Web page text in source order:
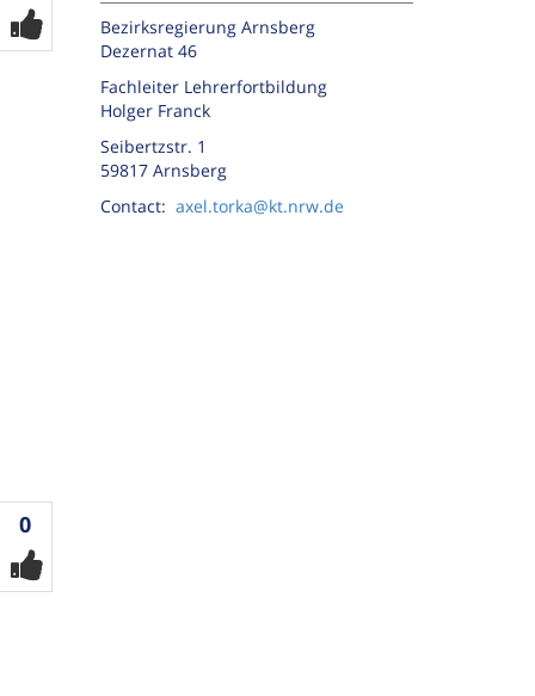
0Votes
Bezirksregierung Arnsberg
Dezernat 46
Fachleiter Lehrerfortbildung
Holger Franck
Seibertzstr. 1
59817 Arnsberg
Contact: axel.torka@kt.nrw.de